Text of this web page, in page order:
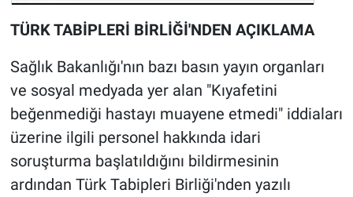
TÜRK TABİPLERİ BİRLİĞİ'NDEN AÇIKLAMA
Sağlık Bakanlığı'nın bazı basın yayın organları
ve sosyal medyada yer alan "Kıyafetini
beğenmediği hastayı muayene etmedi" iddiaları
üzerine ilgili personel hakkında idari
soruşturma başlatıldığını bildirmesinin
ardından Türk Tabipleri Birliği'nden yazılı